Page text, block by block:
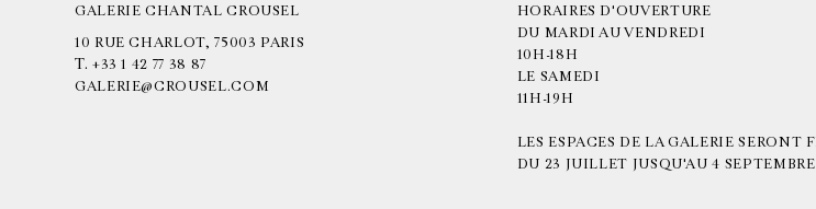
GALERIE CHANTAL CROUSEL
10 RUE CHARLOT, 75003 PARIS
T. +33 1 42 77 38 87
GALERIE@CROUSEL.COM
HORAIRES D'OUVERTURE
DU MARDI AU VENDREDI
10H-18H
LE SAMEDI
11H-19H
LES ESPACES DE LA GALERIE SERONT
DU 23 JUILLET JUSQU'AU 4